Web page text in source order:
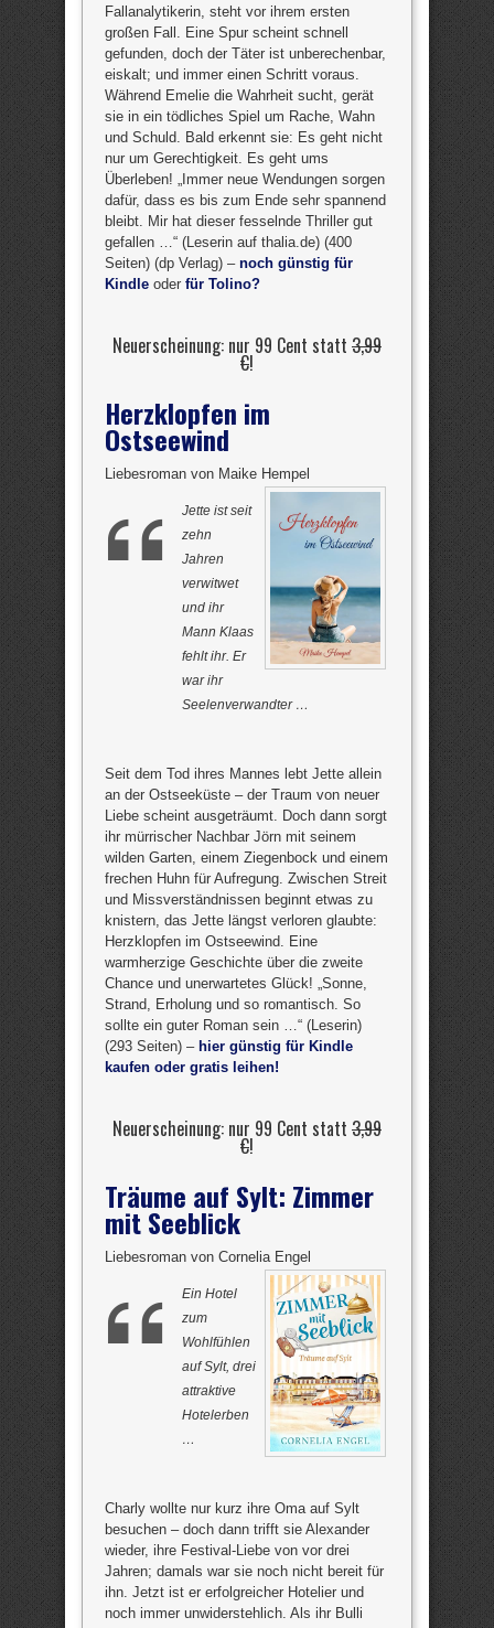
Fallanalytikerin, steht vor ihrem ersten
großen Fall. Eine Spur scheint schnell
gefunden, doch der Täter ist unberechenbar,
eiskalt; und immer einen Schritt voraus.
Während Emelie die Wahrheit sucht, gerät
sie in ein tödliches Spiel um Rache, Wahn
und Schuld. Bald erkennt sie: Es geht nicht
nur um Gerechtigkeit. Es geht ums
Überleben! „Immer neue Wendungen sorgen
dafür, dass es bis zum Ende sehr spannend
bleibt. Mir hat dieser fesselnde Thriller gut
gefallen …“ (Leserin auf thalia.de) (400
Seiten) (dp Verlag) – noch günstig für
Kindle oder für Tolino?
Neuerscheinung: nur 99 Cent statt 3,99
€!
Herzklopfen im
Ostseewind
Liebesroman von Maike Hempel
Jette ist seit
zehn
Jahren
verwitwet
und ihr
Mann Klaas
fehlt ihr. Er
war ihr
Seelenverwandter …
Seit dem Tod ihres Mannes lebt Jette allein
an der Ostseeküste – der Traum von neuer
Liebe scheint ausgeträumt. Doch dann sorgt
ihr mürrischer Nachbar Jörn mit seinem
wilden Garten, einem Ziegenbock und einem
frechen Huhn für Aufregung. Zwischen Streit
und Missverständnissen beginnt etwas zu
knistern, das Jette längst verloren glaubte:
Herzklopfen im Ostseewind. Eine
warmherzige Geschichte über die zweite
Chance und unerwartetes Glück! „Sonne,
Strand, Erholung und so romantisch. So
sollte ein guter Roman sein …“ (Leserin)
(293 Seiten) – hier günstig für Kindle
kaufen oder gratis leihen!
Neuerscheinung: nur 99 Cent statt 3,99
€!
Träume auf Sylt: Zimmer
mit Seeblick
Liebesroman von Cornelia Engel
Ein Hotel
zum
Wohlfühlen
auf Sylt, drei
attraktive
Hotelerben
…
Charly wollte nur kurz ihre Oma auf Sylt
besuchen – doch dann trifft sie Alexander
wieder, ihre Festival-Liebe von vor drei
Jahren; damals war sie noch nicht bereit für
ihn. Jetzt ist er erfolgreicher Hotelier und
noch immer unwiderstehlich. Als ihr Bulli